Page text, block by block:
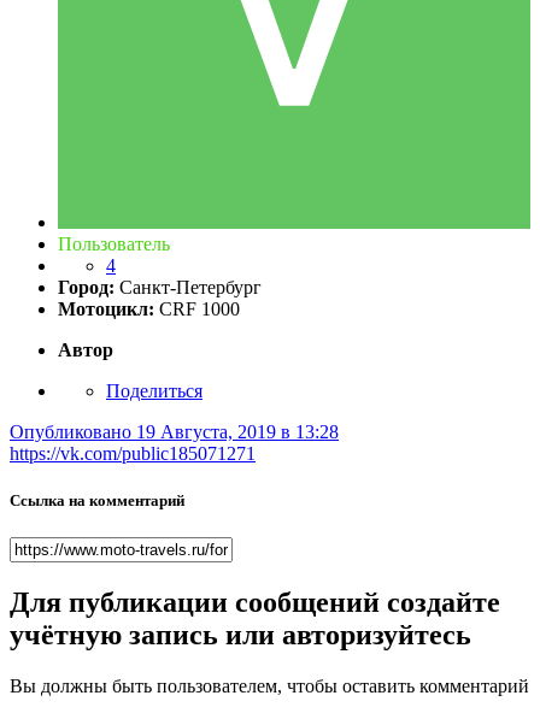
Пользователь
4
Город: Санкт-Петербург
Мотоцикл: CRF 1000
Автор
Поделиться
Опубликовано 19 Августа, 2019 в 13:28
https://vk.com/public185071271
Ссылка на комментарий
Для публикации сообщений создайте
учётную запись или авторизуйтесь
Вы должны быть пользователем, чтобы оставить комментарий